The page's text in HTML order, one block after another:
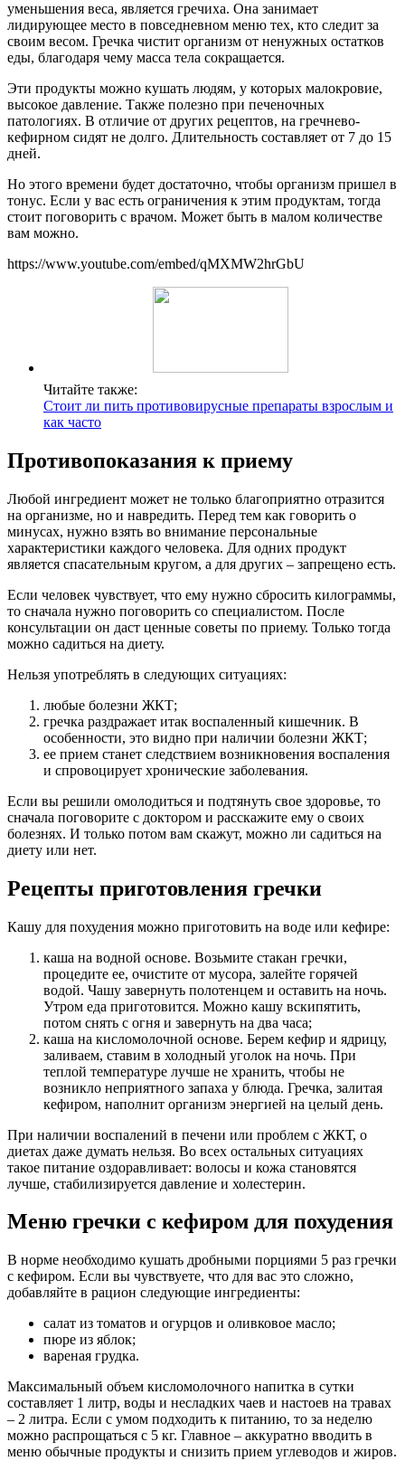
уменьшения веса, является гречиха. Она занимает
лидирующее место в повседневном меню тех, кто следит за
своим весом. Гречка чистит организм от ненужных остатков
еды, благодаря чему масса тела сокращается.
Эти продукты можно кушать людям, у которых малокровие,
высокое давление. Также полезно при печеночных
патологиях. В отличие от других рецептов, на гречнево-
кефирном сидят не долго. Длительность составляет от 7 до 15
дней.
Но этого времени будет достаточно, чтобы организм пришел в
тонус. Если у вас есть ограничения к этим продуктам, тогда
стоит поговорить с врачом. Может быть в малом количестве
вам можно.
https://www.youtube.com/embed/qMXMW2hrGbU
Читайте также:
Стоит ли пить противовирусные препараты взрослым и
как часто
Противопоказания к приему
Любой ингредиент может не только благоприятно отразится
на организме, но и навредить. Перед тем как говорить о
минусах, нужно взять во внимание персональные
характеристики каждого человека. Для одних продукт
является спасательным кругом, а для других – запрещено есть.
Если человек чувствует, что ему нужно сбросить килограммы,
то сначала нужно поговорить со специалистом. После
консультации он даст ценные советы по приему. Только тогда
можно садиться на диету.
Нельзя употреблять в следующих ситуациях:
любые болезни ЖКТ;
гречка раздражает итак воспаленный кишечник. В
особенности, это видно при наличии болезни ЖКТ;
ее прием станет следствием возникновения воспаления
и спровоцирует хронические заболевания.
Если вы решили омолодиться и подтянуть свое здоровье, то
сначала поговорите с доктором и расскажите ему о своих
болезнях. И только потом вам скажут, можно ли садиться на
диету или нет.
Рецепты приготовления гречки
Кашу для похудения можно приготовить на воде или кефире:
каша на водной основе. Возьмите стакан гречки,
процедите ее, очистите от мусора, залейте горячей
водой. Чашу завернуть полотенцем и оставить на ночь.
Утром еда приготовится. Можно кашу вскипятить,
потом снять с огня и завернуть на два часа;
каша на кисломолочной основе. Берем кефир и ядрицу,
заливаем, ставим в холодный уголок на ночь. При
теплой температуре лучше не хранить, чтобы не
возникло неприятного запаха у блюда. Гречка, залитая
кефиром, наполнит организм энергией на целый день.
При наличии воспалений в печени или проблем с ЖКТ, о
диетах даже думать нельзя. Во всех остальных ситуациях
такое питание оздоравливает: волосы и кожа становятся
лучше, стабилизируется давление и холестерин.
Меню гречки с кефиром для похудения
В норме необходимо кушать дробными порциями 5 раз гречки
с кефиром. Если вы чувствуете, что для вас это сложно,
добавляйте в рацион следующие ингредиенты:
салат из томатов и огурцов и оливковое масло;
пюре из яблок;
вареная грудка.
Максимальный объем кисломолочного напитка в сутки
составляет 1 литр, воды и несладких чаев и настоев на травах
– 2 литра. Если с умом подходить к питанию, то за неделю
можно распрощаться с 5 кг. Главное – аккуратно вводить в
меню обычные продукты и снизить прием углеводов и жиров.